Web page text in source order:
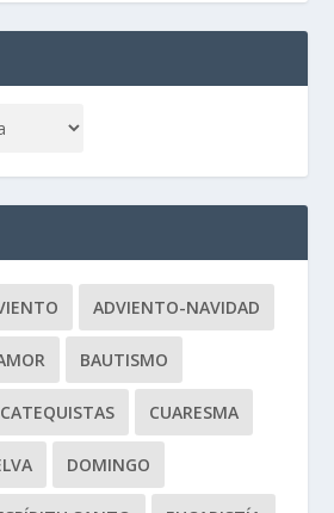
ADVIENTO-NAVIDAD
BAUTISMO
CATEQUISTAS CUARESMA
DOMINGO